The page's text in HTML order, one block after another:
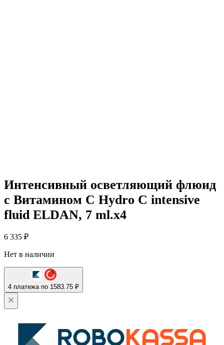
Интенсивный осветляющий флюид
с Витамином С Hydro C intensive
fluid ELDAN, 7 ml.x4
6 335 ₽
Нет в наличии
4 платежа по 1583.75 ₽